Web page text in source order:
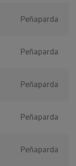
Peñaparda
Peñaparda
Peñaparda
Peñaparda
Peñaparda